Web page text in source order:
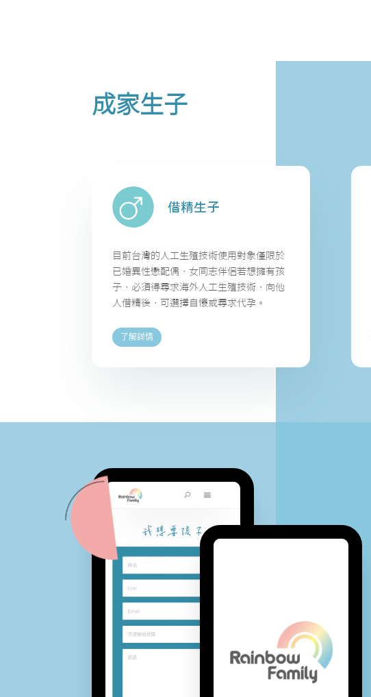
成家生子
目前台灣的人工生殖技術使用對象僅限於
已婚異性戀配偶，女同志伴侶若想擁有孩
子，必須得尋求海外人工生殖技術，向他
人借精後，可選擇自懷或尋求代孕。
了解詳情